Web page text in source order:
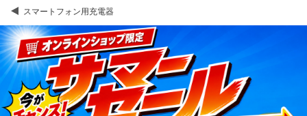
スマートフォン用充電器